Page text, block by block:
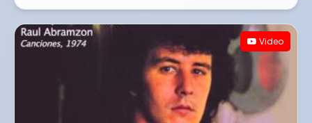
Video